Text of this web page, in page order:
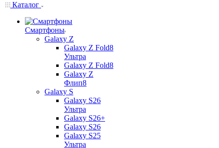
Каталог
Смартфоны
Galaxy Z
Galaxy Z Fold8
Ультра
Galaxy Z Fold8
Galaxy Z
Флип8
Galaxy S
Galaxy S26
Ультра
Galaxy S26+
Galaxy S26
Galaxy S25
Ультра